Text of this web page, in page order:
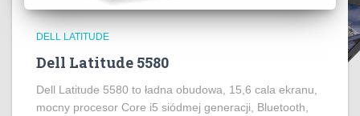
DELL LATITUDE
Dell Latitude 5580
Dell Latitude 5580 to ładna obudowa, 15,6 cala ekranu,
mocny procesor Core i5 siódmej generacji, Bluetooth,